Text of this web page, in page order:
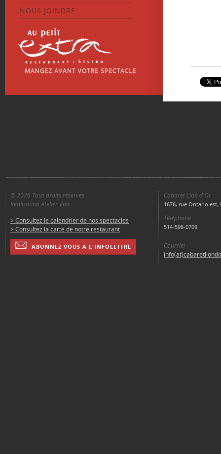
NOUS JOINDRE
© 2026 Tous droits réservés
Réalisation Atelier Voir
> Consultez le calendrier de nos spectacles
> Consultez la carte de notre restaurant
ABONNEZ VOUS À L'INFOLETTRE
Cabaret Lion d'Or :
1676, rue Ontario est,
Téléphone
514-598-0709
Courriel